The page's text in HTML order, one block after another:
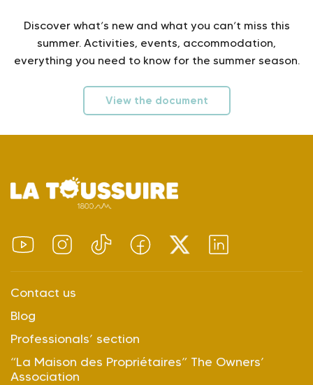
Discover what’s new and what you can’t miss this
summer. Activities, events, accommodation,
everything you need to know for the summer season.
View the document
Contact us
Blog
Professionals’ section
“La Maison des Propriétaires” The Owners’
Association